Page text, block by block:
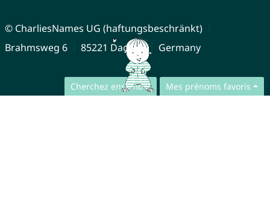
Cherchez ensemble Mes prénoms favoris
© CharliesNames UG (haftungsbeschränkt)
Brahmsweg 6
85221 Dachau Germany